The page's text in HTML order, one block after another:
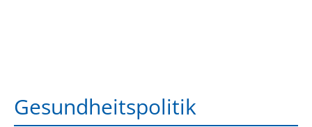
Gesundheitspolitik